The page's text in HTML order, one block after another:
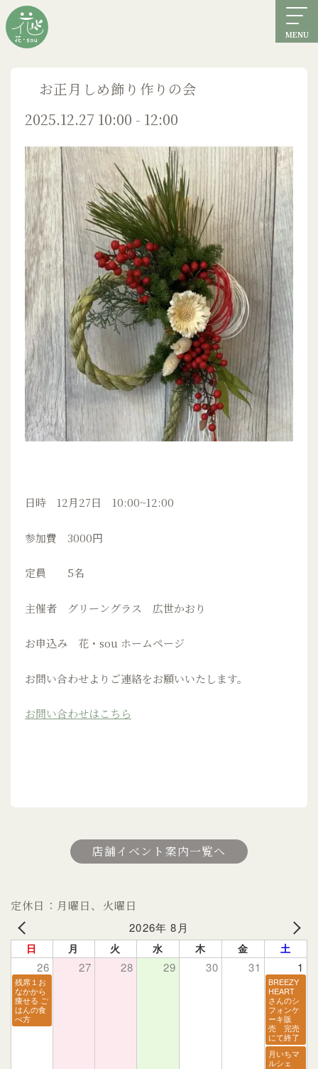
MENU
お正月しめ飾り作りの会
2025.12.27 10:00 - 12:00
日時 12月27日 10:00~12:00
参加費 3000円
定員 5名
主催者 グリーングラス 広世かおり
お申込み 花・sou ホームページ
お問い合わせよりご連絡をお願いいたします。
お問い合わせはこちら
店舗イベント案内一覧へ
定休日：月曜日、火曜日
2026年 8月
日 月 火 水 木 金 土
26 27 28 29 30 31 1
残席１お
なかから
痩せる ご
はんの食
べ方
BREEZY
HEART
さんのシ
フォンケ
ーキ販
売 完売
にて終了
月いちマ
ルシェ